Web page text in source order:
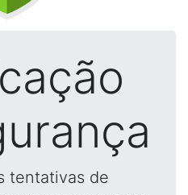
tentativas de